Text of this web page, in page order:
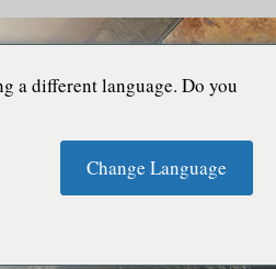
a different language. Do you
Change Language